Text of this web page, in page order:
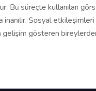
Bu süreçte kullanılan
inanılır. Sosyal
gösteren